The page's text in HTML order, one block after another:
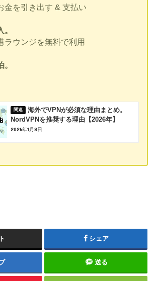
金を引き出す & 支払い
ラウンジを無料で利用
海外でVPNが必須な理由まとめ。
NordVPNを推奨する理由【2026年】
2026年1月8日
シェア
送る